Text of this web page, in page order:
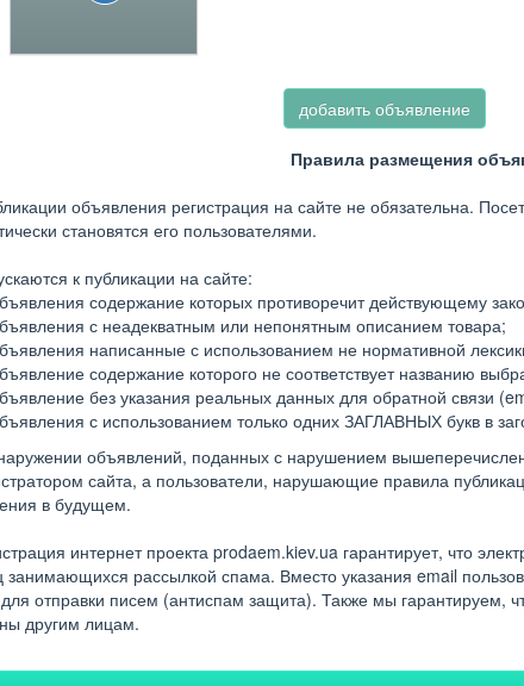
добавить объявление
Правила размещения
объявления регистрация на сайте не обязательна.
становятся его пользователями.
к публикации на сайте:
содержание которых противоречит действующему
с неадекватным или непонятным описанием товара;
написанные с использованием не нормативной
содержание которого не соответствует названию
без указания реальных данных для обратной связи
с использованием только одних ЗАГЛАВНЫХ букв в
объявлений, поданных с нарушением
сайта, а пользователи, нарушающие правила
в будущем.
интернет проекта prodaem.kiev.ua гарантирует, что
занимающихся рассылкой спама. Вместо указания email
отправки писем (антиспам защита). Также мы гарантируем,
другим лицам.